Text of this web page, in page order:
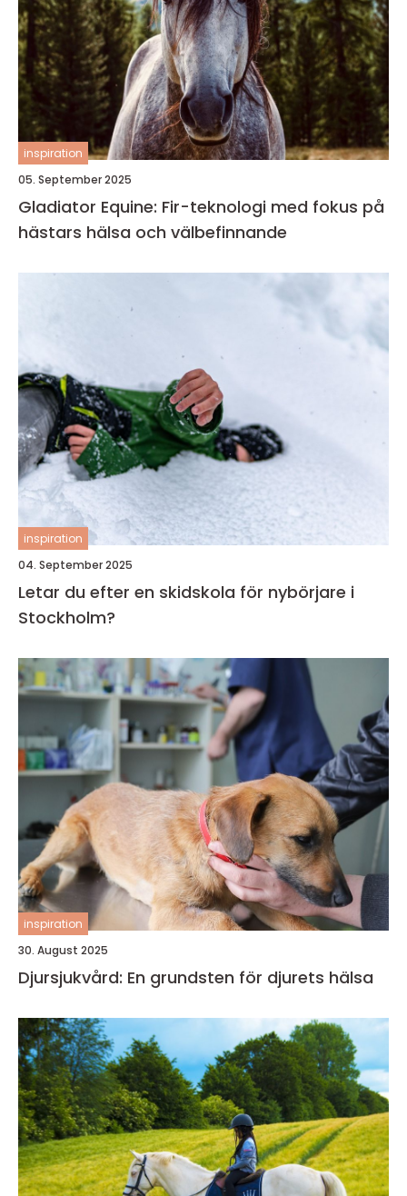
inspiration
05. September 2025
Gladiator Equine: Fir-teknologi med fokus på
hästars hälsa och välbefinnande
inspiration
04. September 2025
Letar du efter en skidskola för nybörjare i
Stockholm?
inspiration
30. August 2025
Djursjukvård: En grundsten för djurets hälsa